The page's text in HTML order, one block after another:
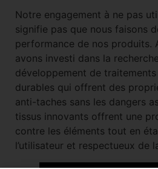
Notre engagement à ne pas
signifie pas que nous faisons
performance de nos produits.
avons investi dans la
développement de
durables qui offrent des
anti-taches sans les dangers
tissus innovants offrent une
contre les éléments tout en
l’utilisateur et respectueux de